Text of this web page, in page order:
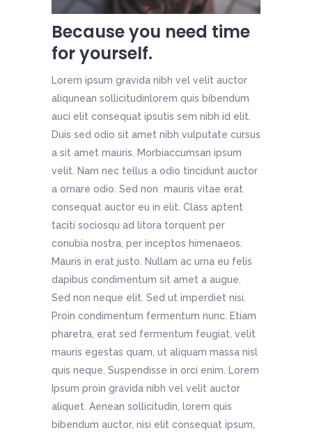
Because you need time
for yourself.
Lorem ipsum gravida nibh vel velit auctor
aliqunean sollicitudinlorem quis bibendum
auci elit consequat ipsutis sem nibh id elit.
Duis sed odio sit amet nibh vulputate cursus
a sit amet mauris. Morbiaccumsan ipsum
velit. Nam nec tellus a odio tincidunt auctor
a ornare odio. Sed non mauris vitae erat
consequat auctor eu in elit. Class aptent
taciti sociosqu ad litora torquent per
conubia nostra, per inceptos himenaeos.
Mauris in erat justo. Nullam ac urna eu felis
dapibus condimentum sit amet a augue.
Sed non neque elit. Sed ut imperdiet nisi.
Proin condimentum fermentum nunc. Etiam
pharetra, erat sed fermentum feugiat, velit
mauris egestas quam, ut aliquam massa nisl
quis neque. Suspendisse in orci enim. Lorem
Ipsum proin gravida nibh vel velit auctor
aliquet. Aenean sollicitudin, lorem quis
bibendum auctor, nisi elit consequat ipsum,